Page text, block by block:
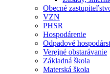
Obecné
VZN
PHSR
Hospodárenie
Odpadové
Verejné obstarávanie
Základná škola
Materská škola